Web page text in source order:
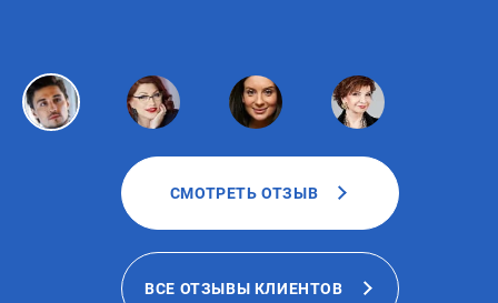
СМОТРЕТЬ ОТЗЫВ
ВСЕ ОТЗЫВЫ КЛИЕНТОВ